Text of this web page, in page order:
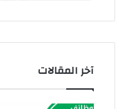
آخر المقالات